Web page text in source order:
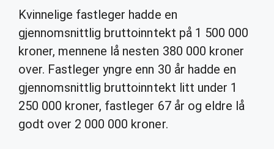
Kvinnelige fastleger hadde en
gjennomsnittlig bruttoinntekt på 1 500 000
kroner, mennene lå nesten 380 000 kroner
over. Fastleger yngre enn 30 år hadde en
gjennomsnittlig bruttoinntekt litt under 1
250 000 kroner, fastleger 67 år og eldre lå
godt over 2 000 000 kroner.